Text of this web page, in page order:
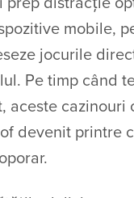
mobile,
jocurile
Pe timp când
aceste cazinouri
devenit printre